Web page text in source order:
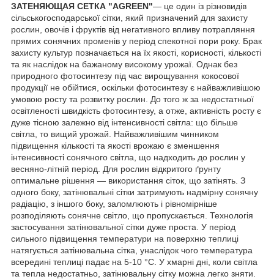
ЗАТЕНЯЮЩАЯ СЕТКА "AGREEN"— це один із різновидів
сільськогосподарської сітки, який призначений для захисту
рослин, овочів і фруктів від негативного впливу потрапляння
прямих сонячних променів у період спекотної пори року. Брак
захисту культур позначається на їх якості, корисності, кількості
та як наслідок на бажаному високому урожаї. Однак без
природного фотосинтезу під час вирощування кокосової
продукції не обійтися, оскільки фотосинтезу є найважливішою
умовою росту та розвитку рослин. До того ж за недостатньої
освітленості швидкість фотосинтезу, а отже, активність росту є
дуже тісною залежно від інтенсивності світла: що більше
світла, то вищий урожай. Найважливішим чинником
підвищення кількості та якості врожаю є зменшення
інтенсивності сонячного світла, що надходить до рослин у
весняно-літній період. Для рослин відкритого ґрунту
оптимальне рішення — використання сіток, що затінять. З
одного боку, затінювальні сітки затримують надмірну сонячну
радіацію, з іншого боку, заломлюють і рівномірніше
розподіляють сонячне світло, що пропускається. Технологія
застосування затінювальної сітки дуже проста. У період
сильного підвищення температури на поверхню теплиці
натягується затінювальна сітка, унаслідок чого температура
всередині теплиці падає на 5-10 °C. У хмарні дні, коли світла
та тепла недостатньо, затінювальну сітку можна легко зняти.